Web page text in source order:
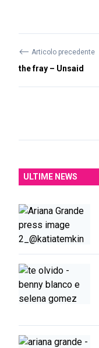
⟵ Articolo precedente
the fray – Unsaid
ULTIME NEWS